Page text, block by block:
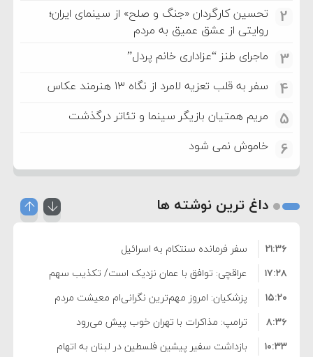
2
تحسین کارگردان «جنگ و صلح» از سینمای ایران؛
روایتی از عشق عمیق به مردم
3 ماجرای طنز “عزاداری خانم پردل”
4 سفر به قلب تعزیه لامرد از نگاه ۱۳ هنرمند عکاس
5 مریم همتیان بازیگر سینما و تئاتر درگذشت
6 خاموش نمی شود
داغ ترین نوشته ها
سفر فرمانده سنتکام به اسرائیل
۲۱:۳۶
عراقچی: توافق با عمان نزدیک است/ تکذیب سهم
۱۱ درصدی ایران از خزر
۱۷:۲۸
پزشکیان: امروز مهم‌ترین نگرانی‌ام معیشت مردم
است
۱۵:۲۰
ترامپ: مذاکرات با تهران خوب پیش می‌رود
۸:۳۶
بازداشت سفیر پیشین فلسطین در لبنان به اتهام
۱۰:۳۳